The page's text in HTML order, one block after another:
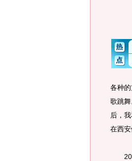
各种
歌跳
后，
在西
2000